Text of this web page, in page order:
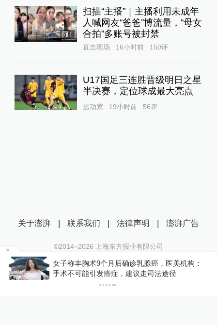
1
扫描“主播”｜主播利用未成年
人喊网友“爸爸”博流量，“母女
合拍”多账号被封禁
直击现场 16小时前 150评
U17国足三连胜晋级明日之星
半决赛，定位球成最大亮点
运动家 19小时前 56评
你有权知道更多
下载澎湃新闻客户端
机构：
关于澎湃 | 联系我们 | 法律声明 | 澎湃广告
©2014~2026 上海东方报业有限公司
沪ICP证：沪B2-20170116 | 沪ICP备14003370号
互联网新闻信息服务许可证：31120170006
沪公网安备 31010602000299号